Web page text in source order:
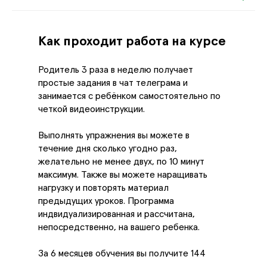
Родитель 3 раза в неделю получает
простые задания в чат телеграма и
занимается с ребёнком самостоятельно по
четкой видеоинструкции.
Выполнять упражнения вы можете в
течение дня сколько угодно раз,
желательно не менее двух, по 10 минут
максимум. Также вы можете наращивать
нагрузку и повторять материал
предыдущих уроков. Программа
индвидуализированная и рассчитана,
непосредственно, на вашего ребенка.
За 6 месяцев обучения вы получите 144
Как проходит работа на курсе